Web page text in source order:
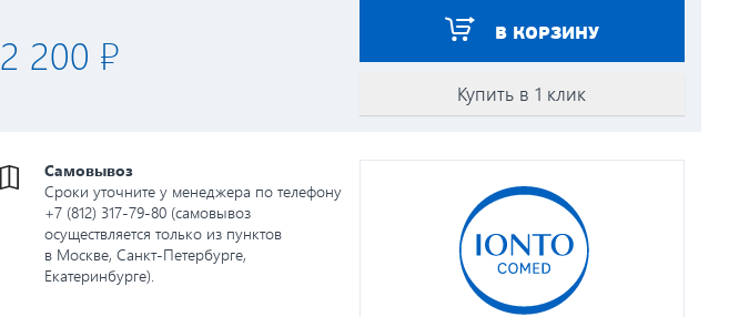
2 200 ₽ В КОРЗИНУ
Купить в 1 клик
Самовывоз
Сроки уточните у менеджера по телефону
+7 (812) 317-79-80 (самовывоз
осуществляется только из пунктов
в Москве, Санкт-Петербурге,
Екатеринбурге).